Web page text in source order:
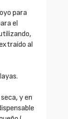
para
el
al
y en